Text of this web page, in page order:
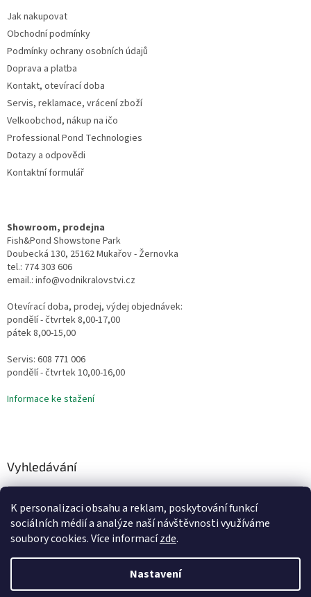
K personalizaci obsahu a reklam, poskytování funkcí
sociálních médií a analýze naší návštěvnosti využíváme
soubory cookies. Více informacízde.
Nastavení
Jak nakupovat
Obchodní podmínky
Podmínky ochrany osobních údajů
Doprava a platba
Kontakt, otevírací doba
Servis, reklamace, vrácení zboží
Velkoobchod, nákup na ičo
Professional Pond Technologies
Dotazy a odpovědi
Kontaktní formulář
Showroom, prodejna
Fish&Pond Showstone Park
Doubecká 130, 25162 Mukařov - Žernovka
tel.: 774 303 606
email.: info@vodnikralovstvi.cz
Otevírací doba, prodej, výdej objednávek:
pondělí - čtvrtek 8,00-17,00
pátek 8,00-15,00
Servis: 608 771 006
pondělí - čtvrtek 10,00-16,00
Informace ke stažení
Vyhledávání
HLEDAT